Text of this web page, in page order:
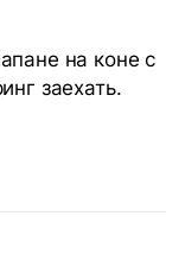
на коне с
заехать.